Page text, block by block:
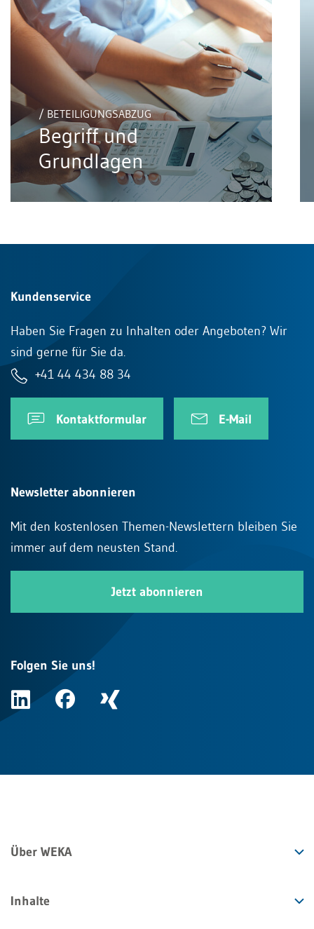
/ BETEILIGUNGSABZUG
Begriff und
Grundlagen
Kundenservice
Haben Sie Fragen zu Inhalten oder Angeboten? Wir
sind gerne für Sie da.
+41 44 434 88 34
Kontaktformular E-Mail
Newsletter abonnieren
Mit den kostenlosen Themen-Newslettern bleiben Sie
immer auf dem neusten Stand.
Jetzt abonnieren
Folgen Sie uns!
Über WEKA
Inhalte